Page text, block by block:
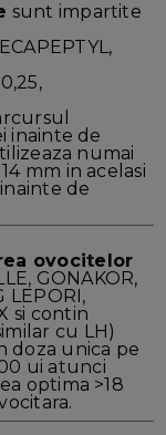
sunt impartite
inainte de
numai
mm in acelasi
de
ovocitelor
GONAKOR,
LEPORI,
si contin
cu LH)
doza unica pe
ui atunci
optima >18